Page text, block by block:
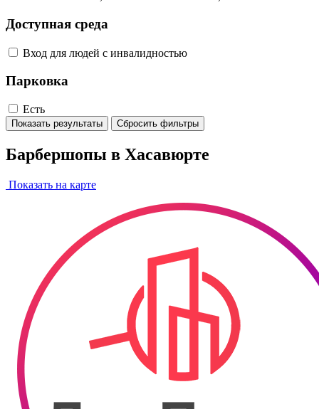
Доступная среда
Вход для людей с инвалидностью
Парковка
Есть
Показать результаты Сбросить фильтры
Барбершопы в Хасавюрте
Показать на карте